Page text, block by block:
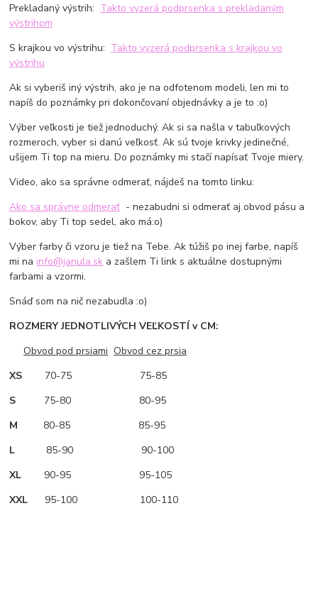
Prekladaný výstrih: Takto vyzerá podprsenka s prekladaným
výstrihom
S krajkou vo výstrihu: Takto vyzerá podprsenka s krajkou vo
výstrihu
Ak si vyberiš iný výstrih, ako je na odfotenom modeli, len mi to
napíš do poznámky pri dokončovaní objednávky a je to :o)
Výber veľkosti je tiež jednoduchý. Ak si sa našla v tabuľkových
rozmeroch, vyber si danú veľkosť. Ak sú tvoje krivky jedinečné,
ušijem Ti top na mieru. Do poznámky mi stačí napísať Tvoje miery.
Video, ako sa správne odmerať, nájdeš na tomto linku:
Ako sa správne odmerať - nezabudni si odmerať aj obvod pásu a
bokov, aby Ti top sedel, ako má:o)
Výber farby či vzoru je tiež na Tebe. Ak túžiš po inej farbe, napíš
mi na info@janula.sk a zašlem Ti link s aktuálne dostupnými
farbami a vzormi.
Snáď som na nič nezabudla :o)
ROZMERY JEDNOTLIVÝCH VEĽKOSTÍ v CM:
Obvod pod prsiami Obvod cez prsia
XS 70-75 75-85
S 75-80 80-95
M 80-85 85-95
L 85-90 90-100
XL 90-95 95-105
XXL 95-100 100-110